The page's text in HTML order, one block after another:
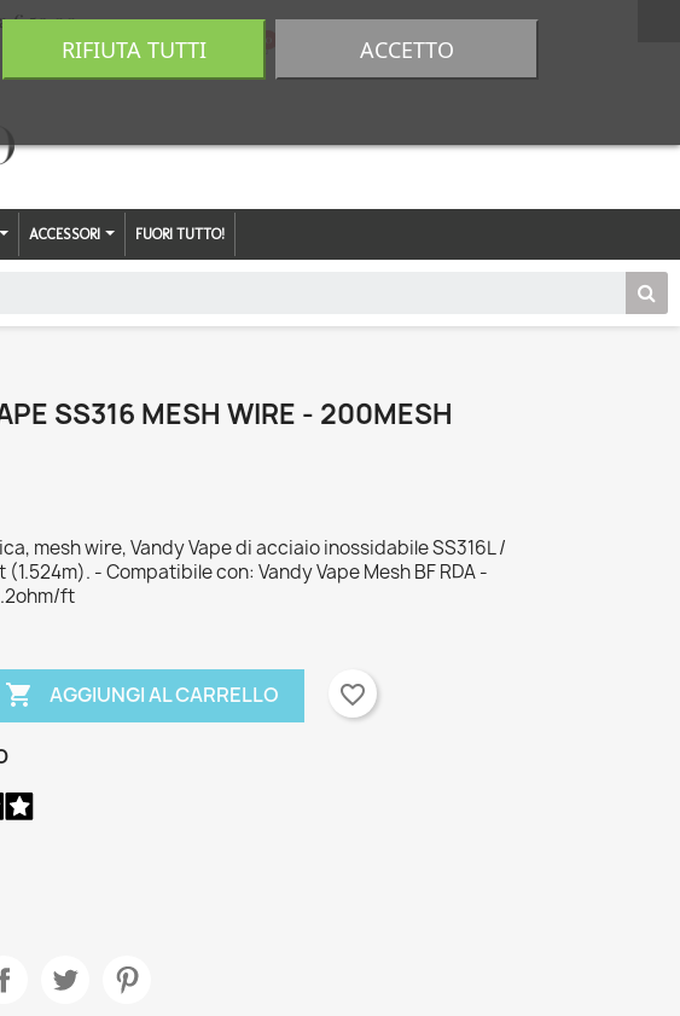
€ 59,00
0,00 €
ACCESSORI FUORI TUTTO!
SS316 MESH WIRE - 200MESH
mesh wire, Vandy Vape di acciaio inossidabile SS316L /
- Compatibile con: Vandy Vape Mesh BF RDA -
ft
 AGGIUNGI AL CARRELLO favorite_border
RIFIUTA TUTTI ACCETTO